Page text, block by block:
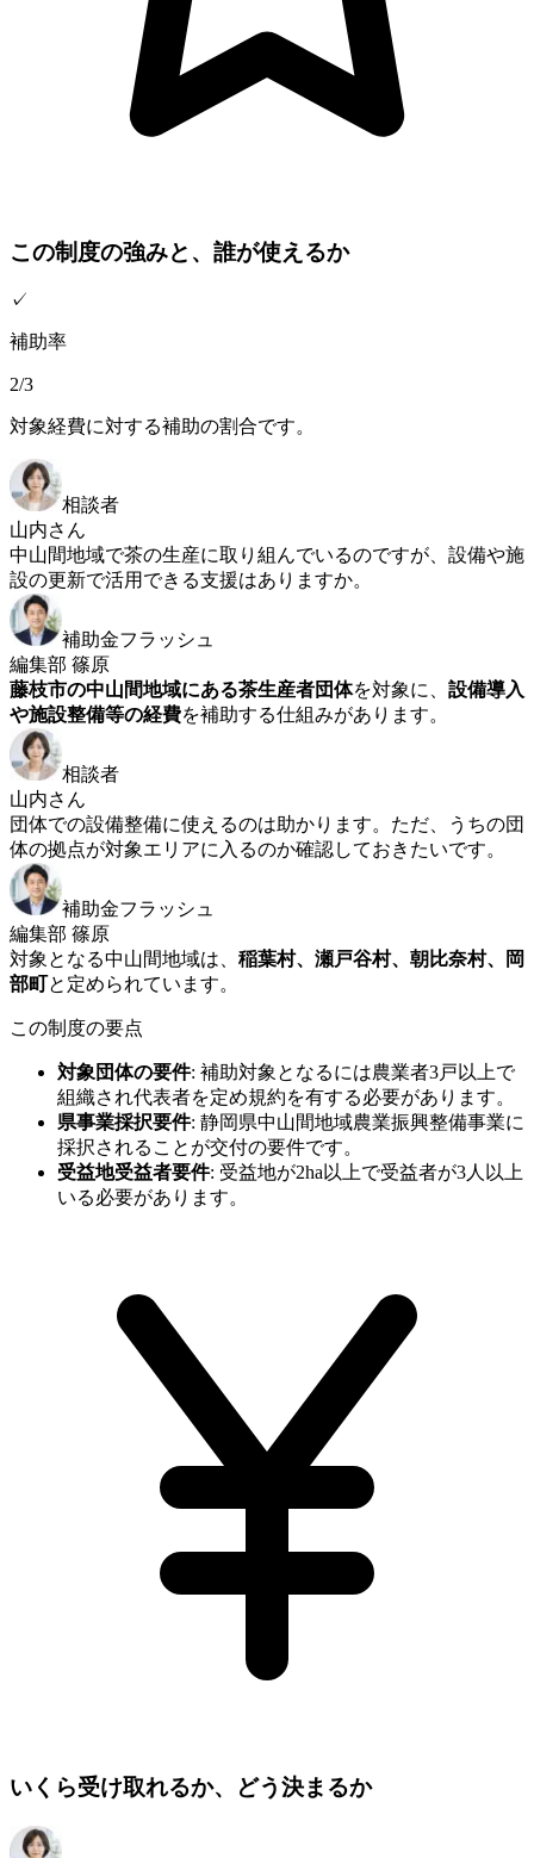
この制度の強みと、誰が使えるか
✓
補助率
2/3
対象経費に対する補助の割合です。
相談者
山内さん
中山間地域で茶の生産に取り組んでいるのですが、設備や施
設の更新で活用できる支援はありますか。
補助金フラッシュ
編集部 篠原
藤枝市の中山間地域にある茶生産者団体を対象に、 設備導入
や施設整備等の経費を補助する仕組みがあります。
相談者
山内さん
団体での設備整備に使えるのは助かります。ただ、うちの団
体の拠点が対象エリアに入るのか確認しておきたいです。
補助金フラッシュ
編集部 篠原
対象となる中山間地域は、 稲葉村、瀬戸谷村、朝比奈村、岡
部町と定められています。
この制度の要点
対象団体の要件: 補助対象となるには農業者3戸以上で
組織され代表者を定め規約を有する必要があります。
県事業採択要件: 静岡県中山間地域農業振興整備事業に
採択されることが交付の要件です。
受益地受益者要件: 受益地が2ha以上で受益者が3人以上
いる必要があります。
いくら受け取れるか、どう決まるか